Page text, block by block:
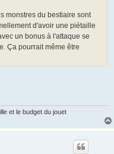
monstres du bestiaire sont
d'avoir une piétaille
un bonus à l'attaque se
Ça pourrait même être
et le budget du jouet